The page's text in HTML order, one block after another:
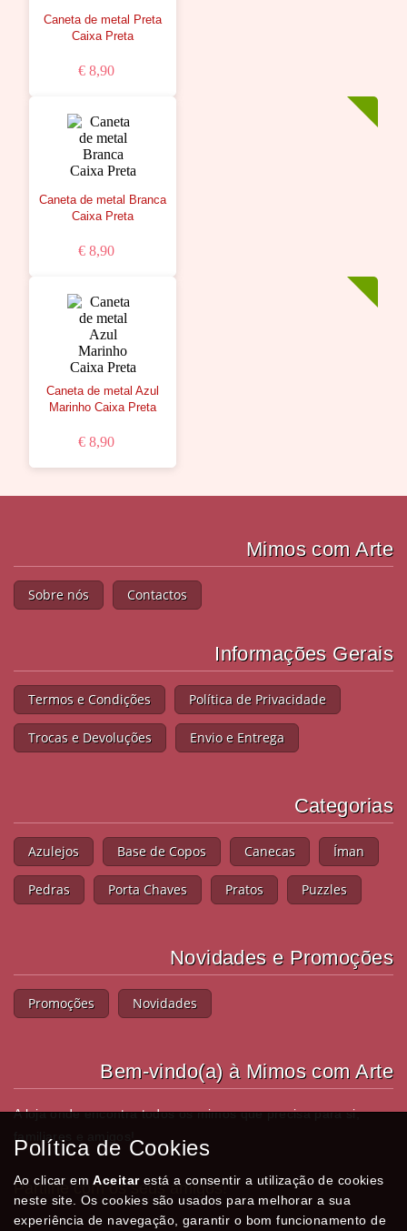
Caneta de metal Preta
Caixa Preta
€ 8,90
Caneta de metal Branca
Caixa Preta
€ 8,90
Caneta de metal Azul
Marinho Caixa Preta
€ 8,90
Mimos com Arte
Sobre nós Contactos
Informações Gerais
Termos e Condições Política de Privacidade
Trocas e Devoluções Envio e Entrega
Categorias
Azulejos Base de Copos Canecas Íman
Pedras Porta Chaves Pratos Puzzles
Novidades e Promoções
Promoções Novidades
Bem-vindo(a) à Mimos com Arte
A loja onde encontra todos os mimos que precisa para si,
familiares e amigos!
Partilhe com os seus amigos!
Política de Cookies
Ao clicar emAceitarestá a consentir a utilização de cookies
neste site. Os cookies são usados para melhorar a sua
experiência de navegação, garantir o bom funcionamento de